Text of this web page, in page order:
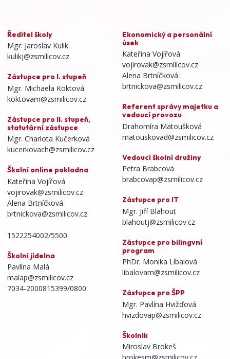
Ředitel školy
Mgr. Jaroslav Kulik
kulikj@zsmilicov.cz
Zástupce pro I. stupeň
Mgr. Michaela Koktová
koktovam@zsmilicov.cz
Zástupce pro II. stupeň,
statutární zástupce
Mgr. Charlota Kučerková
kucerkovach@zsmilicov.cz
Školní online pokladna
Kateřina Vojířová
vojirovak@zsmilicov.cz
Alena Brtníčková
brtnickova@zsmilicov.cz
1522254002/5500
Školní jídelna
Pavlína Malá
malap@zsmilicov.cz
7034-2000815399/0800
Ekonomický a personální
úsek
Kateřina Vojířová
vojirovak@zsmilicov.cz
Alena Brtníčková
brtnickova@zsmilicov.cz
Referent správy majetku a
vedoucí provozu
Drahomíra Matoušková
matouskovad@zsmilicov.cz
Vedoucí školní družiny
Petra Brabcová
brabcovap@zsmilicov.cz
Zástupce pro IT
Mgr. Jiří Blahout
blahoutj@zsmilicov.cz
Zástupce pro bilingvní
program
PhDr. Monika Líbalová
libalovam@zsmilicov.cz
Zástupce pro ŠPP
Mgr. Pavlína Hvižďová
hvizdovap@zsmilicov.cz
Školník
Miroslav Brokeš